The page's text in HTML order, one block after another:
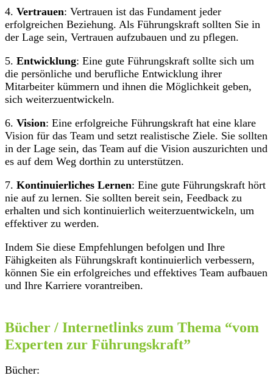
4. Vertrauen: Vertrauen ist das Fundament jeder
erfolgreichen Beziehung. Als Führungskraft sollten Sie in
der Lage sein, Vertrauen aufzubauen und zu pflegen.
5. Entwicklung: Eine gute Führungskraft sollte sich um
die persönliche und berufliche Entwicklung ihrer
Mitarbeiter kümmern und ihnen die Möglichkeit geben,
sich weiterzuentwickeln.
6. Vision: Eine erfolgreiche Führungskraft hat eine klare
Vision für das Team und setzt realistische Ziele. Sie sollten
in der Lage sein, das Team auf die Vision auszurichten und
es auf dem Weg dorthin zu unterstützen.
7. Kontinuierliches Lernen: Eine gute Führungskraft hört
nie auf zu lernen. Sie sollten bereit sein, Feedback zu
erhalten und sich kontinuierlich weiterzuentwickeln, um
effektiver zu werden.
Indem Sie diese Empfehlungen befolgen und Ihre
Fähigkeiten als Führungskraft kontinuierlich verbessern,
können Sie ein erfolgreiches und effektives Team aufbauen
und Ihre Karriere vorantreiben.
Bücher / Internetlinks zum Thema “vom
Experten zur Führungskraft”
Bücher: